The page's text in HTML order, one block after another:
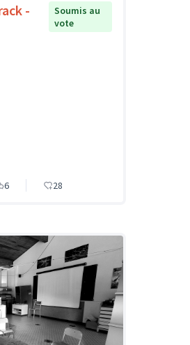
-
Soumis au
vote
6 28